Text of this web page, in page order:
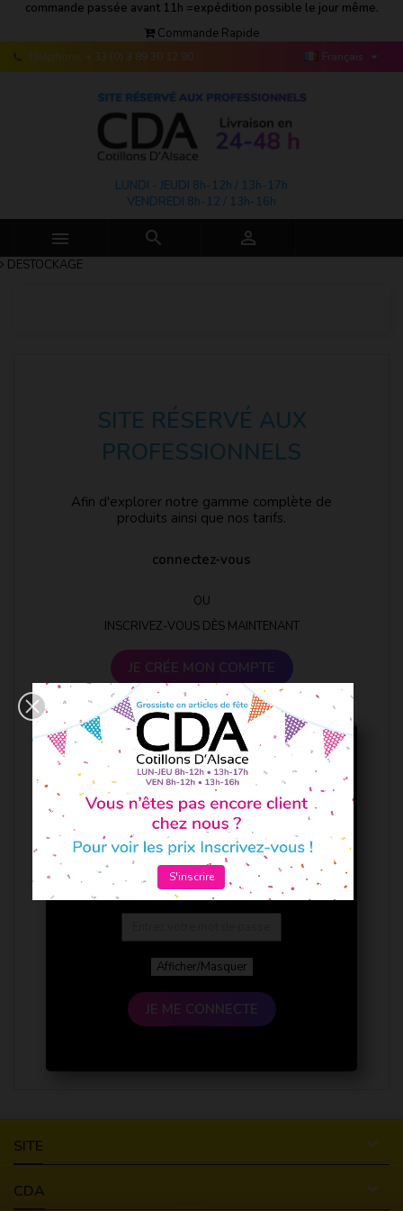
commande passée avant 11h =expédition possible le jour même.
Commande Rapide
Téléphone: + 33 (0) 3 89 30 12 90 Français 
LUNDI - JEUDI 8h-12h / 13h-17h
VENDREDI 8h-12 / 13h-16h
  
DESTOCKAGE
SITE RÉSERVÉ AUX
PROFESSIONNELS
Afin d'explorer notre gamme complète de
produits ainsi que nos tarifs.
connectez-vous
OU
INSCRIVEZ-VOUS DÈS MAINTENANT
JE CRÉE MON COMPTE
Afficher/Masquer
JE ME CONNECTE
SITE 
CDA 
S'inscrire